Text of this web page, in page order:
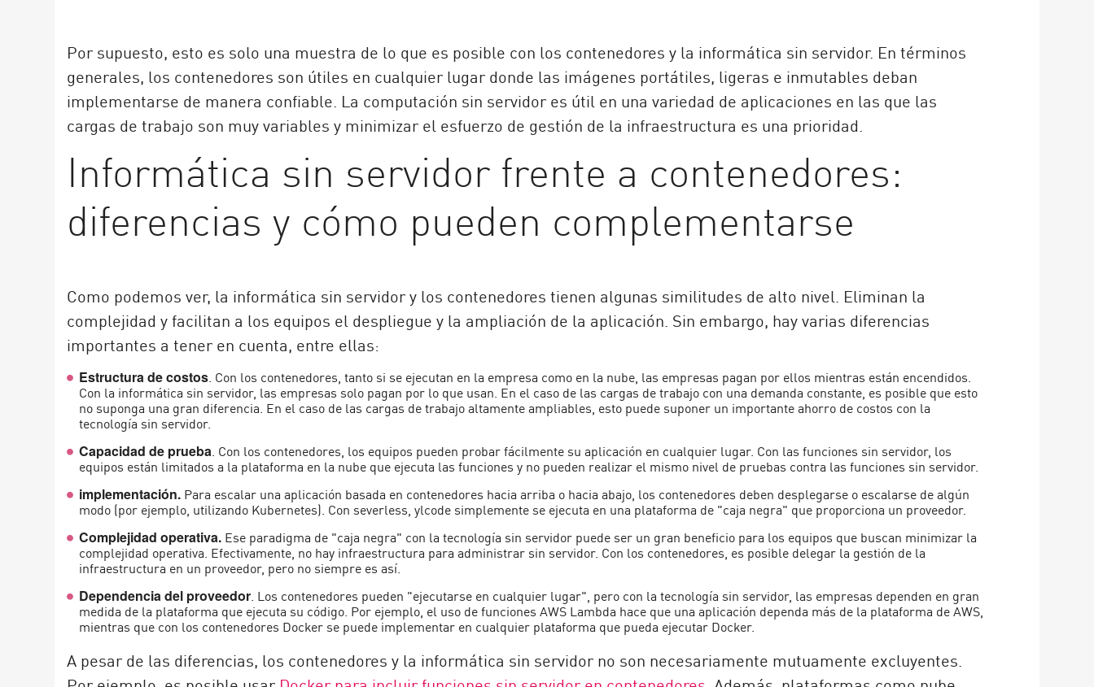
Por supuesto, esto es solo una muestra de lo que es posible con los contenedores y la informática sin servidor. En términos
generales, los contenedores son útiles en cualquier lugar donde las imágenes portátiles, ligeras e inmutables deban
implementarse de manera confiable. La computación sin servidor es útil en una variedad de aplicaciones en las que las
cargas de trabajo son muy variables y minimizar el esfuerzo de gestión de la infraestructura es una prioridad.
Informática sin servidor frente a contenedores:
diferencias y cómo pueden complementarse
Como podemos ver, la informática sin servidor y los contenedores tienen algunas similitudes de alto nivel. Eliminan la
complejidad y facilitan a los equipos el despliegue y la ampliación de la aplicación. Sin embargo, hay varias diferencias
importantes a tener en cuenta, entre ellas:
Estructura de costos. Con los contenedores, tanto si se ejecutan en la empresa como en la nube, las empresas pagan por ellos mientras están encendidos.
Con la informática sin servidor, las empresas solo pagan por lo que usan. En el caso de las cargas de trabajo con una demanda constante, es posible que esto
no suponga una gran diferencia. En el caso de las cargas de trabajo altamente ampliables, esto puede suponer un importante ahorro de costos con la
tecnología sin servidor.
Capacidad de prueba. Con los contenedores, los equipos pueden probar fácilmente su aplicación en cualquier lugar. Con las funciones sin servidor, los
equipos están limitados a la plataforma en la nube que ejecuta las funciones y no pueden realizar el mismo nivel de pruebas contra las funciones sin servidor.
implementación. Para escalar una aplicación basada en contenedores hacia arriba o hacia abajo, los contenedores deben desplegarse o escalarse de algún
modo (por ejemplo, utilizando Kubernetes). Con severless, ylcode simplemente se ejecuta en una plataforma de "caja negra" que proporciona un proveedor.
Complejidad operativa. Ese paradigma de "caja negra" con la tecnología sin servidor puede ser un gran beneficio para los equipos que buscan minimizar la
complejidad operativa. Efectivamente, no hay infraestructura para administrar sin servidor. Con los contenedores, es posible delegar la gestión de la
infraestructura en un proveedor, pero no siempre es así.
Dependencia del proveedor. Los contenedores pueden "ejecutarse en cualquier lugar", pero con la tecnología sin servidor, las empresas dependen en gran
medida de la plataforma que ejecuta su código. Por ejemplo, el uso de funciones AWS Lambda hace que una aplicación dependa más de la plataforma de AWS,
mientras que con los contenedores Docker se puede implementar en cualquier plataforma que pueda ejecutar Docker.
A pesar de las diferencias, los contenedores y la informática sin servidor no son necesariamente mutuamente excluyentes.